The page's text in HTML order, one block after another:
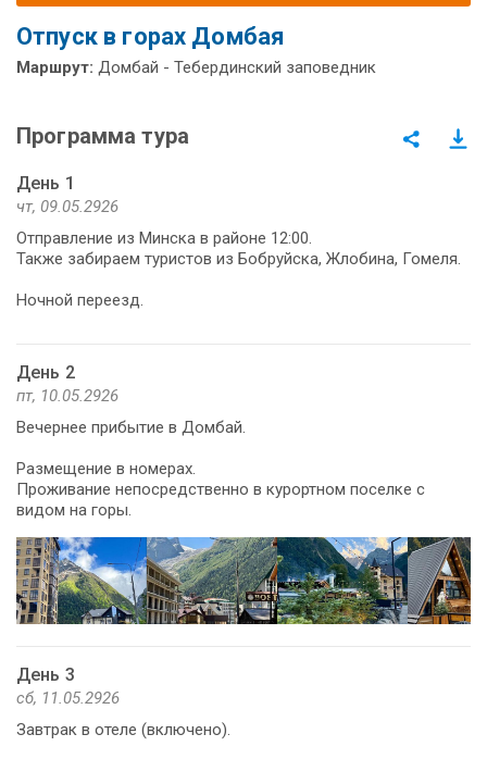
Отпуск в горах Домбая
Маршрут: Домбай - Тебердинский заповедник
Программа тура
День 1
чт, 09.05.2926
Отправление из Минска в районе 12:00.
Также забираем туристов из Бобруйска, Жлобина, Гомеля.
Ночной переезд.
День 2
пт, 10.05.2926
Вечернее прибытие в Домбай.
Размещение в номерах.
Проживание непосредственно в курортном поселке с
видом на горы.
День 3
сб, 11.05.2926
Завтрак в отеле (включено).